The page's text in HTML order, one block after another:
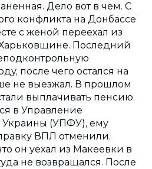
Дело вот в чем. С
конфликта на Донбассе
с женой переехал из
Последний
после чего остался на
не выезжал. В прошлом
выплачивать пенсию.
в Управление
Украины (УПФУ), ему
ВПЛ отменили.
он уехал из Макеевки в
не возвращался. После